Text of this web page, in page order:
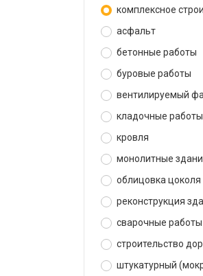
комплексное
асфальт
бетонные работы
буровые работы
вентилируемый
кладочные работы
кровля
монолитные
облицовка
реконструкция
сварочные работы
строительство
штукатурный